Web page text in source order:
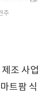
주
조 사업
트팜 식